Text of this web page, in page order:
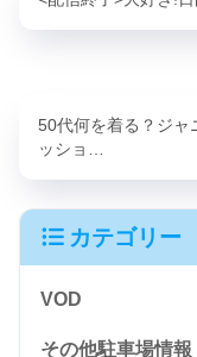
50代何を着る？ジャ
ッショ…
カテゴリー
VOD
その他駐車場情報